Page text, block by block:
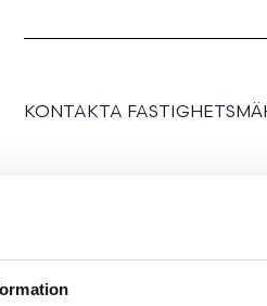
KONTAKTA
Renoverat radhus med